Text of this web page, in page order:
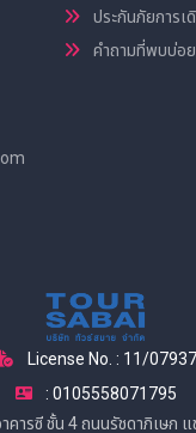
ประกันภัยการเ
คำถามที่พบบ่อย
License No. : 11/07937
: 0105558071795
ารซี ชั้น 4 ถนนรัชดาภิเษก